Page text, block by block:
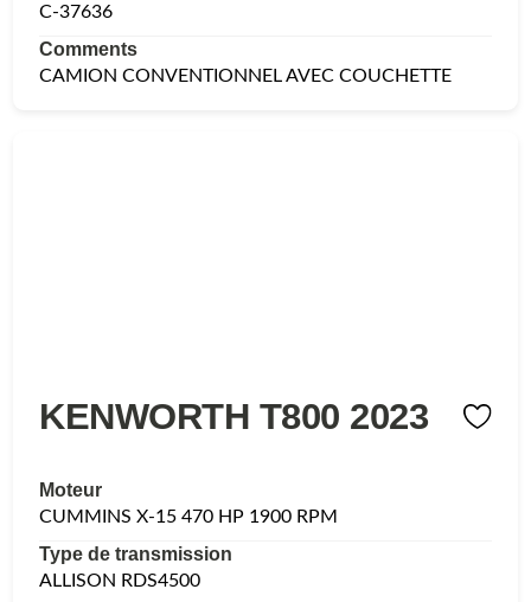
C-37636
Comments
CAMION CONVENTIONNEL AVEC COUCHETTE
KENWORTH T800 2023
Moteur
CUMMINS X-15 470 HP 1900 RPM
Type de transmission
ALLISON RDS4500